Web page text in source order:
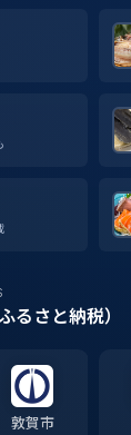
るさと納税）
敦賀市